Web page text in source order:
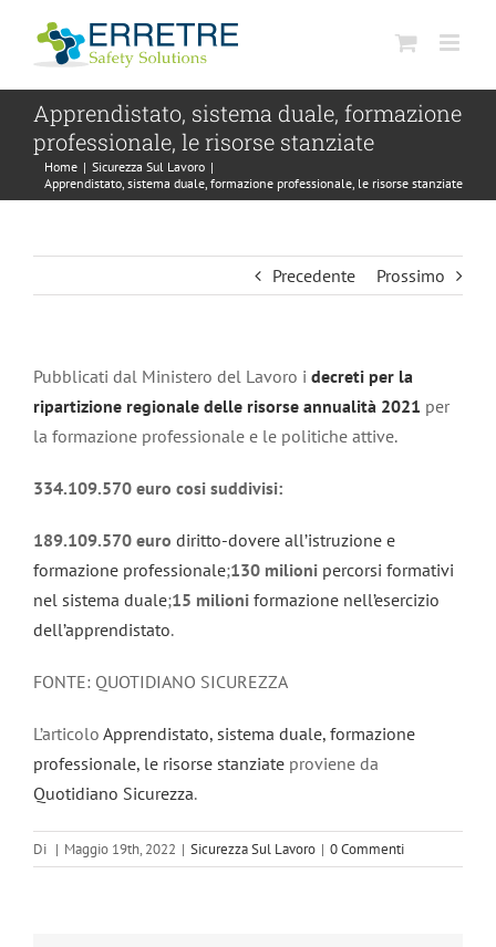
contenuto
Apprendistato, sistema duale, formazione
professionale, le risorse stanziate
Home | Sicurezza Sul Lavoro |
Apprendistato, sistema duale, formazione professionale, le risorse stanziate
Precedente Prossimo
Pubblicati dal Ministero del Lavoro i decreti per la
ripartizione regionale delle risorse annualità 2021 per
la formazione professionale e le politiche attive.
334.109.570 euro cosi suddivisi:
189.109.570 euro diritto-dovere all’istruzione e
formazione professionale;130 milioni percorsi formativi
nel sistema duale;15 milioni formazione nell’esercizio
dell’apprendistato.
FONTE: QUOTIDIANO SICUREZZA
L’articolo Apprendistato, sistema duale, formazione
professionale, le risorse stanziate proviene da
Quotidiano Sicurezza.
Di | Maggio 19th, 2022 | Sicurezza Sul Lavoro | 0 Commenti